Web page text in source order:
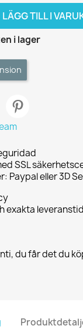
LÄGG TILL I
i lager
SSL
Paypal eller 3D
exakta
du får det du